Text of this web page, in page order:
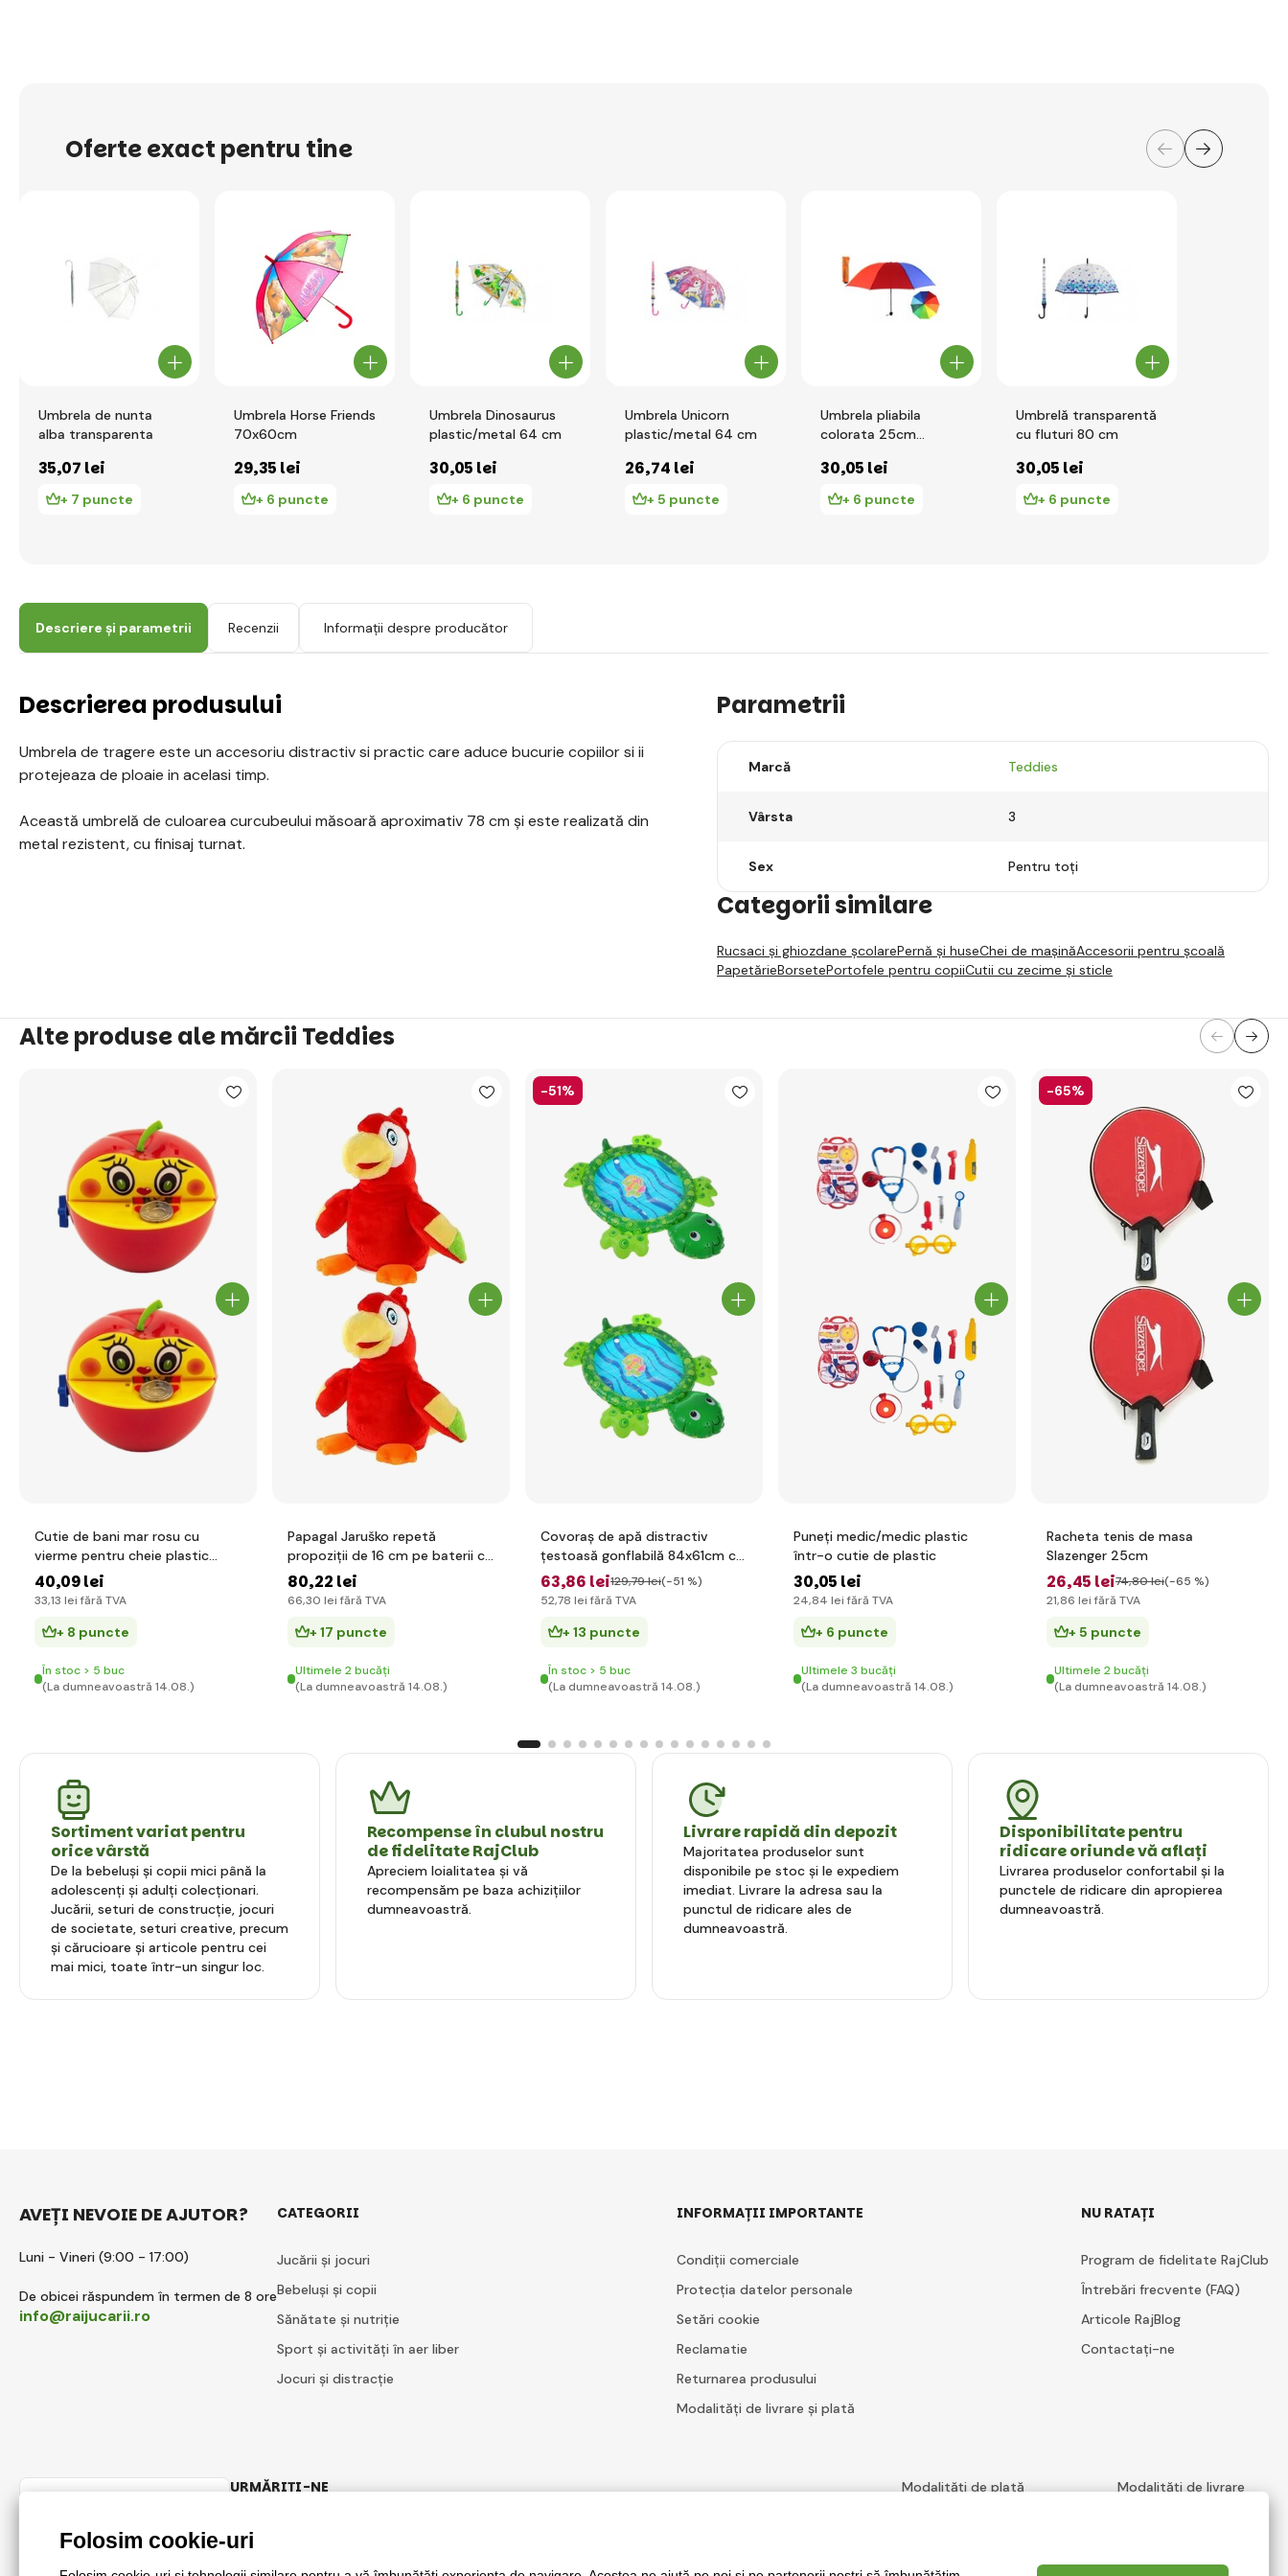
Oferte exact pentru tine
Umbrela de nunta
alba transparenta
35,07 lei
+ 7 puncte
Umbrela Horse Friends
70x60cm
29,35 lei
+ 6 puncte
Umbrela Dinosaurus
plastic/metal 64 cm
30,05 lei
+ 6 puncte
Umbrela Unicorn
plastic/metal 64 cm
26,74 lei
+ 5 puncte
Umbrela pliabila
colorata 25cm
30,05 lei
+ 6 puncte
Umbrelă transparentă
cu fluturi 80 cm
30,05 lei
+ 6 puncte
Descriere și parametrii Recenzii Informații despre producător
Descrierea produsului
Umbrela de tragere este un accesoriu distractiv si practic care aduce bucurie copiilor si ii
protejeaza de ploaie in acelasi timp.
Această umbrelă de culoarea curcubeului măsoară aproximativ 78 cm și este realizată din
metal rezistent, cu finisaj turnat.
Parametrii
Marcă Teddies
Vârsta 3
Sex Pentru toți
Categorii similare
Rucsaci și ghiozdane școlarePernă și huseChei de mașinăAccesorii pentru școală
PapetărieBorsetePortofele pentru copiiCutii cu zecime și sticle
Alte produse ale mărcii Teddies
Cutie de bani mar rosu cu
vierme pentru cheie plastic
11x10cm
40,09 lei
33,13 lei fără TVA
+ 8 puncte
În stoc > 5 buc
(La dumneavoastră 14.08.)
Papagal Jaruško repetă
propoziții de 16 cm pe baterii cu
sunet
80,22 lei
66,30 lei fără TVA
+ 17 puncte
Ultimele 2 bucăți
(La dumneavoastră 14.08.)
-51%
Covoraș de apă distractiv
țestoasă gonflabilă 84x61cm cu
accesorii 5 buc la cutie
63,86 lei129,79 lei(-51 %)
52,78 lei fără TVA
+ 13 puncte
În stoc > 5 buc
(La dumneavoastră 14.08.)
Puneți medic/medic plastic
într-o cutie de plastic
30,05 lei
24,84 lei fără TVA
+ 6 puncte
Ultimele 3 bucăți
(La dumneavoastră 14.08.)
-65%
Racheta tenis de masa
Slazenger 25cm
26,45 lei74,80 lei(-65 %)
21,86 lei fără TVA
+ 5 puncte
Ultimele 2 bucăți
(La dumneavoastră 14.08.)
Sortiment variat pentru
orice vârstă
De la bebeluși și copii mici până la
adolescenți și adulți colecționari.
Jucării, seturi de construcție, jocuri
de societate, seturi creative, precum
și cărucioare și articole pentru cei
mai mici, toate într-un singur loc.
Recompense în clubul nostru
de fidelitate RajClub
Apreciem loialitatea și vă
recompensăm pe baza achizițiilor
dumneavoastră.
Livrare rapidă din depozit
Majoritatea produselor sunt
disponibile pe stoc și le expediem
imediat. Livrare la adresa sau la
punctul de ridicare ales de
dumneavoastră.
Disponibilitate pentru
ridicare oriunde vă aflați
Livrarea produselor confortabil și la
punctele de ridicare din apropierea
dumneavoastră.
AVEȚI NEVOIE DE AJUTOR?
Luni - Vineri (9:00 - 17:00)
De obicei răspundem în termen de 8 ore
info@raijucarii.ro
CATEGORII
Jucării și jocuri
Bebeluși și copii
Sănătate și nutriție
Sport și activități în aer liber
Jocuri și distracție
INFORMAȚII IMPORTANTE
Condiții comerciale
Protecția datelor personale
Setări cookie
Reclamatie
Returnarea produsului
Modalități de livrare și plată
NU RATAȚI
Program de fidelitate RajClub
Întrebări frecvente (FAQ)
Articole RajBlog
Contactați-ne
URMĂRIȚI-NE Modalități de plată Modalități de livrare